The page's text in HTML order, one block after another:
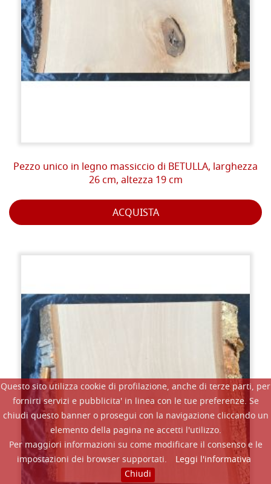
Questo sito utilizza cookie di profilazione, anche di terze parti, per
fornirti servizi e pubblicita' in linea con le tue preferenze. Se
chiudi questo banner o prosegui con la navigazione cliccando un
elemento della pagina ne accetti l'utilizzo.
Per maggiori informazioni su come modificare il consenso e le
impostazioni dei browser supportati.
Leggi l'informativa
Chiudi
Pezzo unico in legno massiccio di BETULLA, larghezza
26 cm, altezza 19 cm
ACQUISTA